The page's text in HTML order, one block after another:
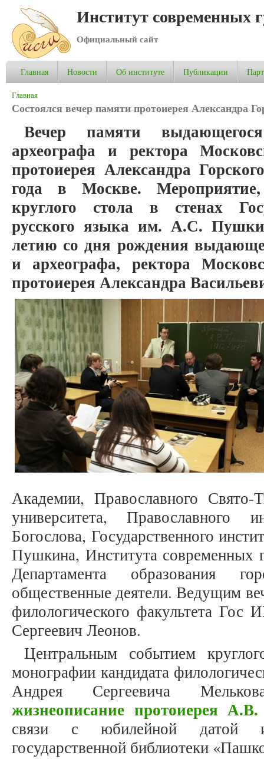
Институт современных
Официальный сайт
Главная Новости Об институте Публикации
Вы здесь
Главная
Состоялся вечер памяти протоиерея Александра
Вечер памяти
археографа и ректора
протоиерея Александра
года в Москве.
круглого стола в стенах
русского языка им. А.С.
летию со дня рождения
и археографа, ректора
протоиерея Александра
Академии, Православного Свято-
университета, Православного
Богослова, Государственного
Пушкина, Института современных
Департамента образования
общественные деятели. Ведущим
филологического факультета
Сергеевич Леонов.
Центральным событием
монографии кандидата
Андрея Сергеевича
жизнеописание протоиерея А.В.
связи с юбилейной датой
государственной библиотеки